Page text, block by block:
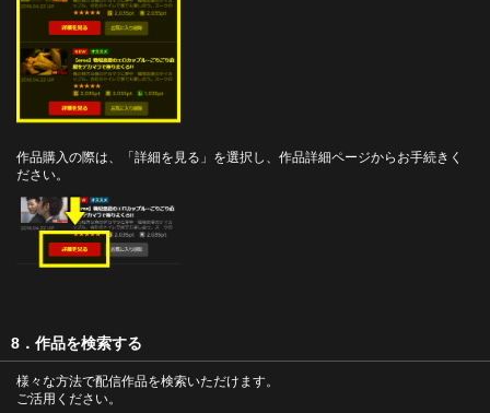
作品購入の際は、「詳細を見る」を選択し、作品詳細ページからお手続きく
ださい。
8．作品を検索する
様々な方法で配信作品を検索いただけます。
ご活用ください。